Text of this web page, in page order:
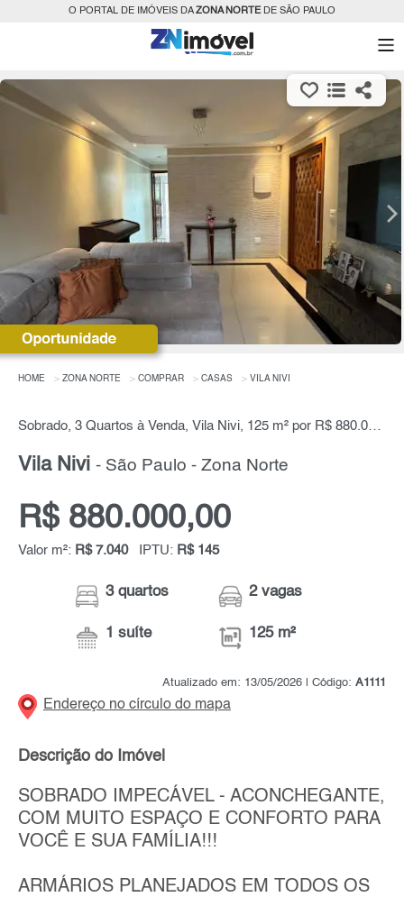
O PORTAL DE IMÓVEIS DAZONA NORTEDE SÃO PAULO
HOME ZONA NORTE COMPRAR CASAS VILA NIVI
Sobrado, 3 Quartos à Venda, Vila Nivi, 125 m² por R$ 880.000,00
Vila Nivi - São Paulo - Zona Norte
R$ 880.000,00
Valor m²: R$ 7.040 IPTU: R$ 145
3 quartos
1 suíte
2 vagas
125 m²
Atualizado em: 13/05/2026 | Código: A1111
Endereço no círculo do mapa
Descrição do Imóvel
SOBRADO IMPECÁVEL - ACONCHEGANTE,
COM MUITO ESPAÇO E CONFORTO PARA
VOCÊ E SUA FAMÍLIA!!!
ARMÁRIOS PLANEJADOS EM TODOS OS